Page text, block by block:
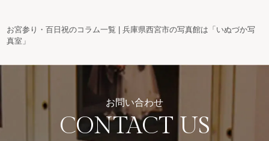
お宮参り・百日祝のコラム一覧 | 兵庫県西宮市の写真館は「いぬづか写
真室」
お問い合わせ
CONTACT US